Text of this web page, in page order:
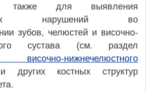
для выявления
нарушений во
зубов, челюстей и височно-
сустава (см. раздел
височно-нижнечелюстного
других костных структур